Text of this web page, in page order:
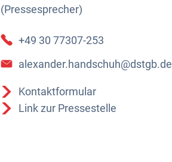
(Pressesprecher)
+49 30 77307-253
alexander.handschuh@dstgb.de
Kontaktformular
Link zur Pressestelle